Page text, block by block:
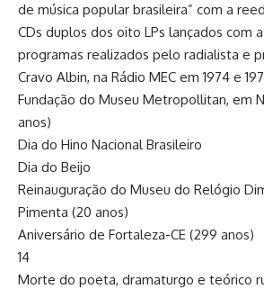
de música popular brasileira” com a
CDs duplos dos oito LPs lançados com
programas realizados pelo radialista e
Cravo Albin, na Rádio MEC em 1974 e
Fundação do Museu Metropollitan, em
anos)
Dia do Hino Nacional Brasileiro
Dia do Beijo
Reinauguração do Museu do Relógio
Pimenta (20 anos)
Aniversário de Fortaleza-CE (299 anos)
14
Morte do poeta, dramaturgo e teórico